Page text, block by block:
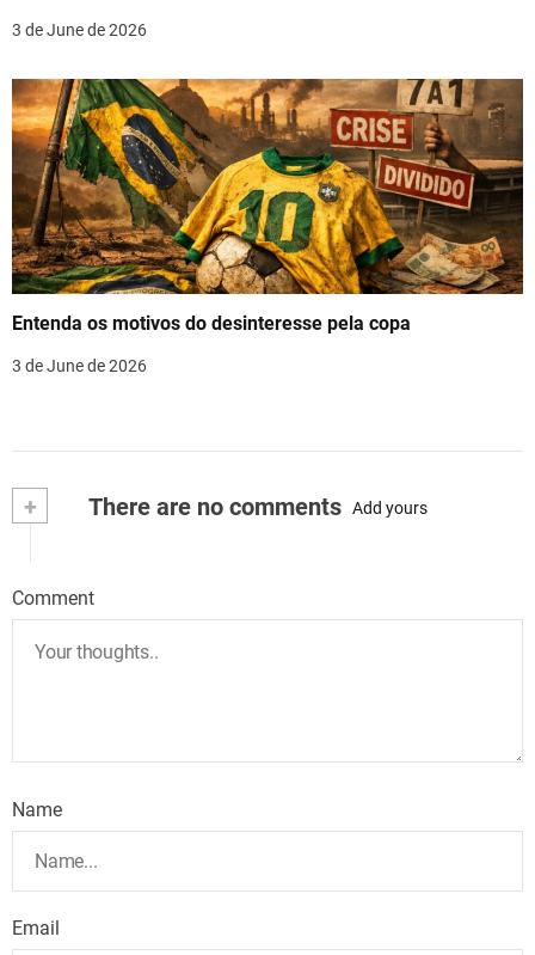
3 de June de 2026
Entenda os motivos do desinteresse pela copa
3 de June de 2026
+ There are no comments Add yours
Comment
Name
Email